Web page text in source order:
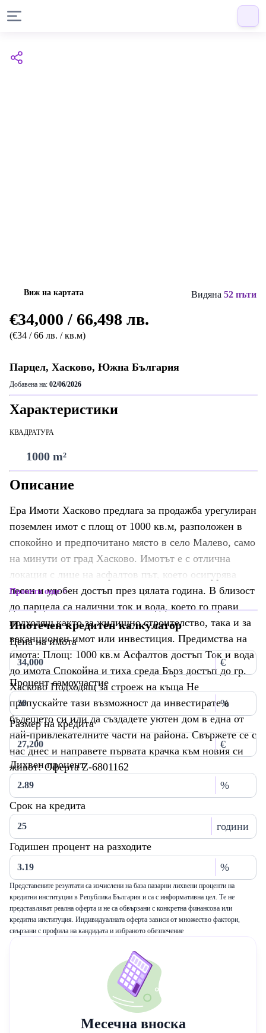
Виж на картата Видяна 52 пъти
€34,000 / 66,498 лв.
(€34 / 66 лв. / кв.м)
Парцел, Хасково, Южна България
Добавена на: 02/06/2026
Характеристики
КВАДРАТУРА
1000 m²
Описание
Ера Имоти Хасково предлага за продажба урегулиран
поземлен имот с площ от 1000 кв.м, разположен в
спокойно и предпочитано място в село Малево, само
на минути от град Хасково. Имотът е с отлична
локация с лице на асфалтов път, което осигурява
лесен и удобен достъп през цялата година. В близост
до парцела са налични ток и вода, което го прави
подходящ както за жилищно строителство, така и за
ваканционен имот или инвестиция. Предимства на
имота: Площ: 1000 кв.м Асфалтов достъп Ток и вода
до имота Спокойна и тиха среда Бърз достъп до гр.
Хасково Подходящ за строеж на къща Не
пропускайте тази възможност да инвестирате в
бъдещето си или да създадете уютен дом в една от
най-привлекателните части на района. Свържете се с
нас днес и направете първата крачка към новия си
живот! Оферта Z-6801162
Прочети още
Ипотечен кредитен калкулатор
Цена на имота
€
Процент самоучастие
%
Размер на кредита
€
Лихвен процент
%
Срок на кредита
години
Годишен процент на разходите
%
Представените резултати са изчислени на база пазарни лихвени проценти на
кредитни институции в Република България и са с информативна цел. Те не
представляват реална оферта и не са обвързани с конкретна финансова или
кредитна институция. Индивидуалната оферта зависи от множество фактори,
свързани с профила на кандидата и избраното обезпечение
Месечна вноска